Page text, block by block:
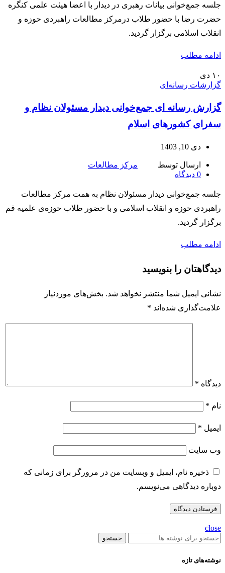
جلسه جمع‌خوانی بیانات رهبری در دیدار با اعضا هیئت علمی کنگره
حضرت رضا با حضور طلاب درمرکز مطالعات راهبردی حوزه و
انقلاب اسلامی برگزار گردید.
ادامه مطلب
۱۰ دی
گزارشات رسانه‌ای
گزارش رسانه ای جمع‌خوانی دیدار مسئولان نظام و
سفرای کشور‌های اسلام
دی 10, 1403
ارسال توسط
مرکز مطالعات
0 دیدگاه
جلسه جمع‌خوانی دیدار مسئولان نظام به همت مرکز مطالعات
راهبردی حوزه و انقلاب اسلامی و با حضور طلاب حوزه‌ی علمیه قم
برگزار گردید.
ادامه مطلب
دیدگاهتان را بنویسید
نشانی ایمیل شما منتشر نخواهد شد. بخش‌های موردنیاز
علامت‌گذاری شده‌اند *
دیدگاه *
نام *
ایمیل *
وب‌ سایت
ذخیره نام، ایمیل و وبسایت من در مرورگر برای زمانی که
دوباره دیدگاهی می‌نویسم.
close
جستجو
نوشته‌های تازه